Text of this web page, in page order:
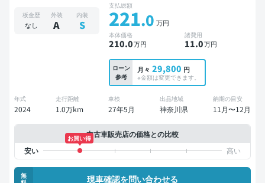
板金歴
なし
外装
A
内装
S
支払総額
221.0 万円
本体価格
210.0万円
諸費用
11.0万円
ローン
参考
月々 29,800 円
※金額は変更できます。
年式
2024
走行距離
1.0万km
車検
27年5月
出品地域
神奈川県
納期の目安
11月〜12月
中古車販売店の価格との比較
お買い得
無
現車確認を問い合わせる